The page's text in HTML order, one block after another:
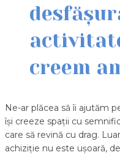
creem
Ne-ar plăcea să îi ajutăm
își creeze spații cu
care să revină cu drag.
achiziție nu este ușoară,